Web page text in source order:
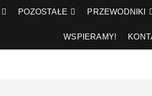
POZOSTAŁE PRZEWODNIKI
WSPIERAMY!